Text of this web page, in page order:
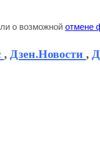
о возможной отмене
, Дзен.Новости ,